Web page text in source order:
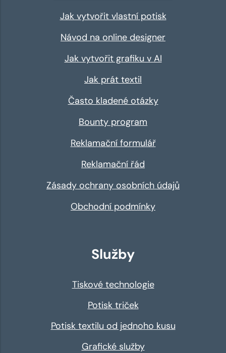
Jak vytvořit vlastní potisk
Návod na online designer
Jak vytvořit grafiku v AI
Jak prát textil
Často kladené otázky
Bounty program
Reklamační formulář
Reklamační řád
Zásady ochrany osobních údajů
Obchodní podmínky
Služby
Tiskové technologie
Potisk triček
Potisk textilu od jednoho kusu
Grafické služby